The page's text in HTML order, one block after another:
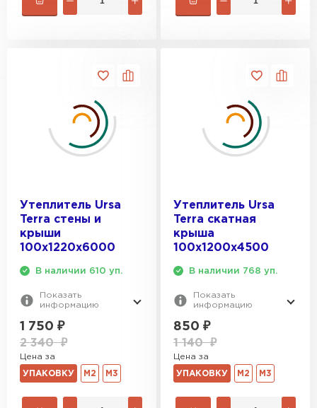
Утеплитель Ursa
Terra стены и
крыши
100х1220х6000
В наличии 610 уп.
Показать
информацию
1 750 ₽
2 340₽
Цена за
УПАКОВКУ М2 М3
Утеплитель Ursa
Terra скатная
крыша
100х1200х4500
В наличии 768 уп.
Показать
информацию
850 ₽
1 140₽
Цена за
УПАКОВКУ М2 М3